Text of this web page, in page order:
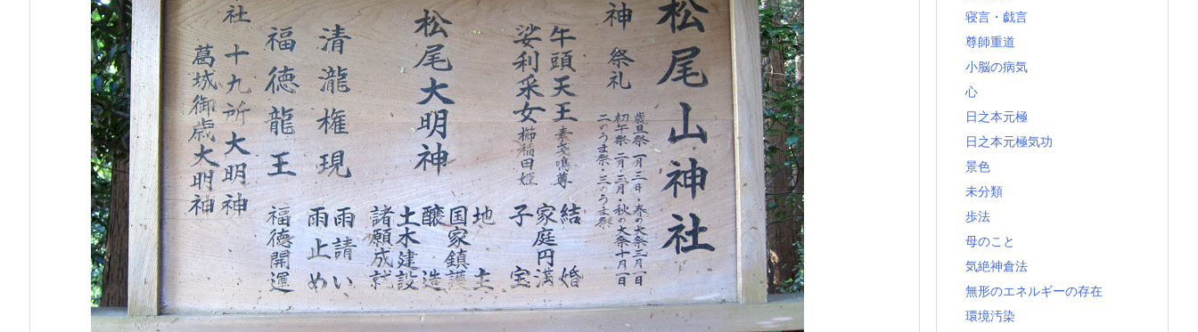
寝言・戯言
尊師重道
小脳の病気
心
日之本元極
日之本元極気功
景色
未分類
歩法
母のこと
気絶神倉法
無形のエネルギーの存在
環境汚染